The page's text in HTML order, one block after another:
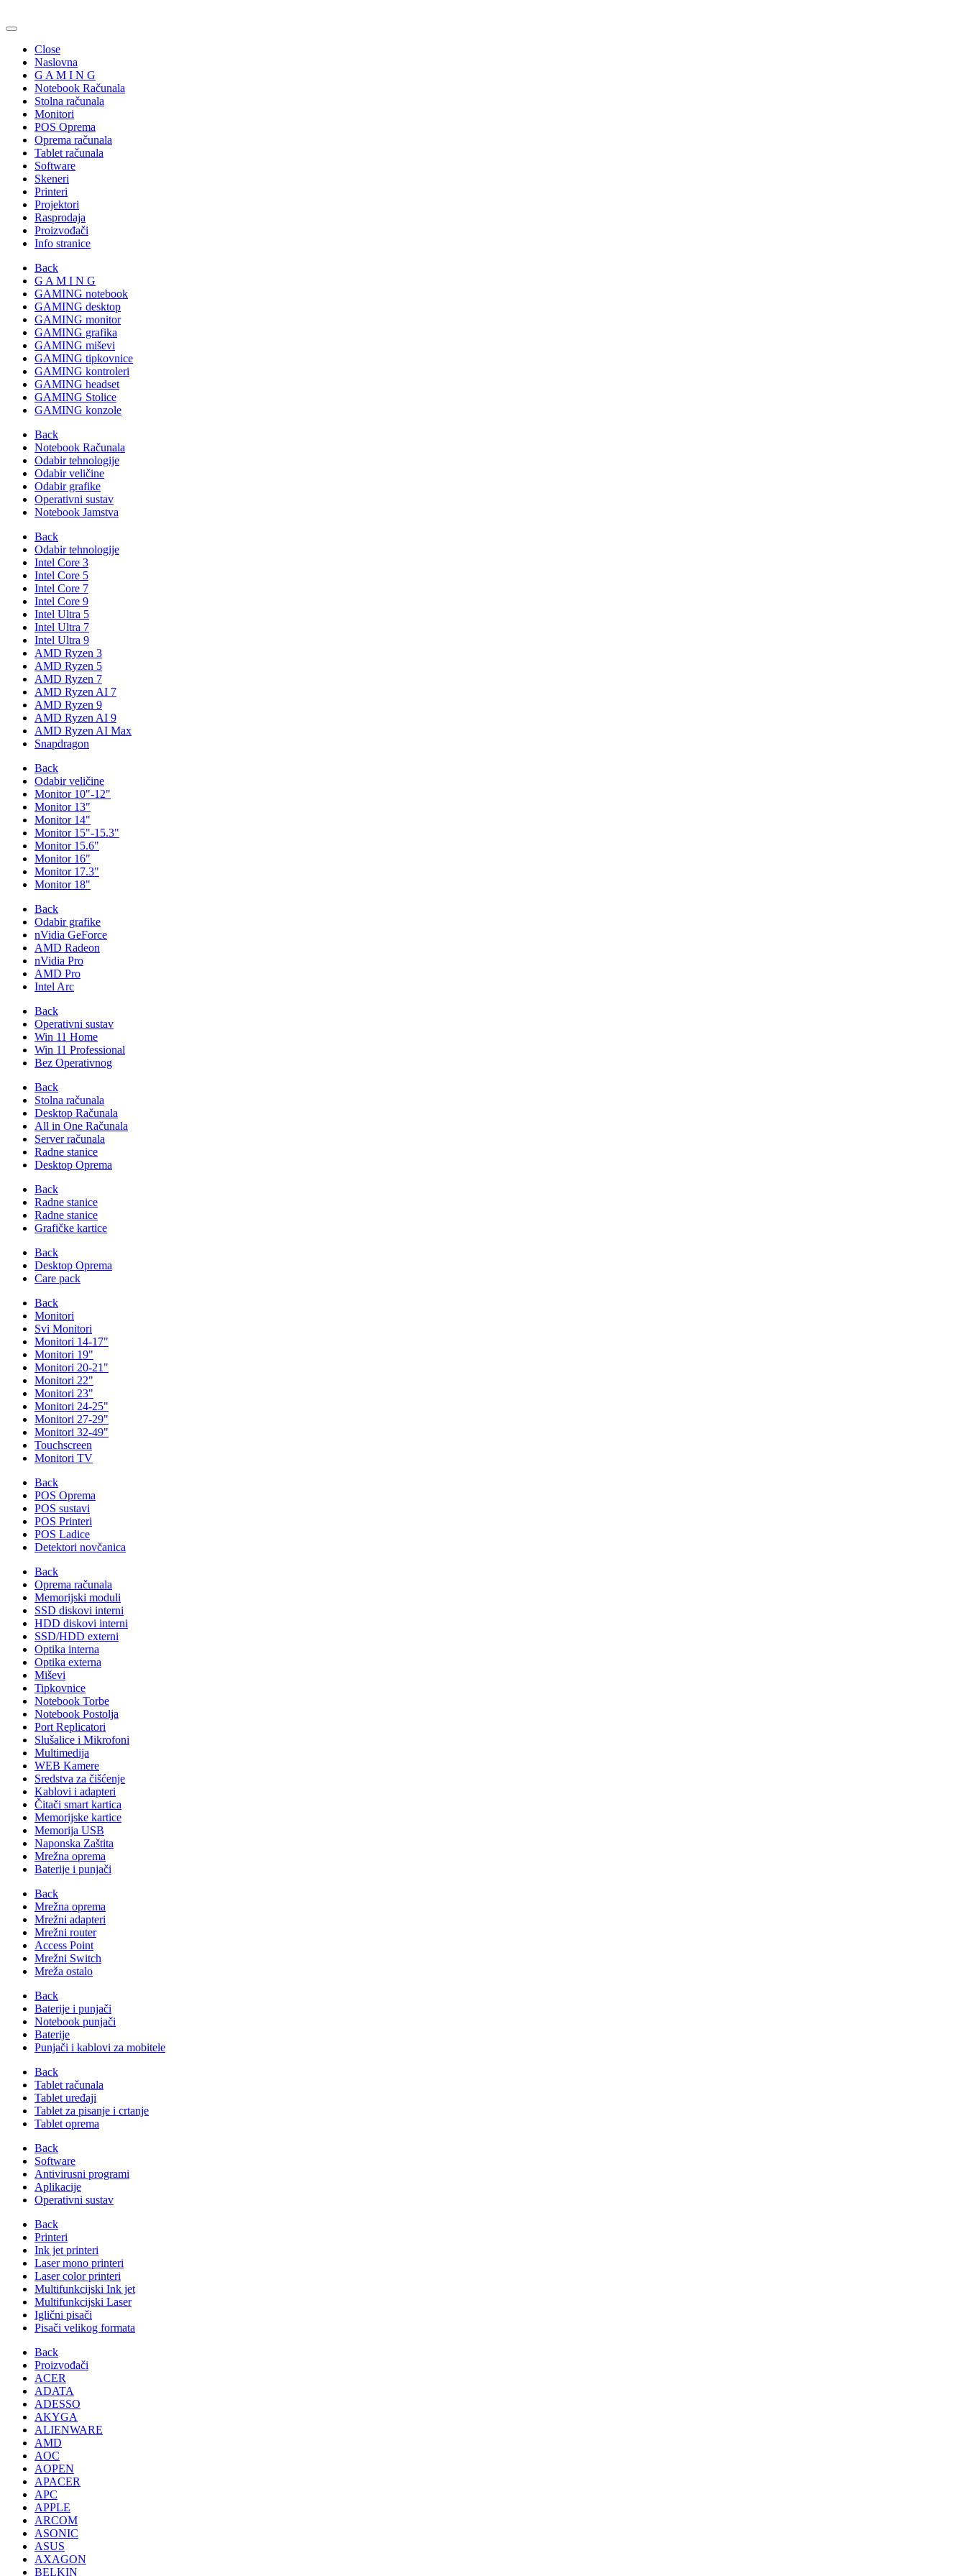
Close
Naslovna
G A M I N G
Notebook Računala
Stolna računala
Monitori
POS Oprema
Oprema računala
Tablet računala
Software
Skeneri
Printeri
Projektori
Rasprodaja
Proizvođači
Info stranice
Back
G A M I N G
GAMING notebook
GAMING desktop
GAMING monitor
GAMING grafika
GAMING miševi
GAMING tipkovnice
GAMING kontroleri
GAMING headset
GAMING Stolice
GAMING konzole
Back
Notebook Računala
Odabir tehnologije
Odabir veličine
Odabir grafike
Operativni sustav
Notebook Jamstva
Back
Odabir tehnologije
Intel Core 3
Intel Core 5
Intel Core 7
Intel Core 9
Intel Ultra 5
Intel Ultra 7
Intel Ultra 9
AMD Ryzen 3
AMD Ryzen 5
AMD Ryzen 7
AMD Ryzen AI 7
AMD Ryzen 9
AMD Ryzen AI 9
AMD Ryzen AI Max
Snapdragon
Back
Odabir veličine
Monitor 10"-12"
Monitor 13"
Monitor 14"
Monitor 15"-15.3"
Monitor 15.6"
Monitor 16"
Monitor 17.3"
Monitor 18"
Back
Odabir grafike
nVidia GeForce
AMD Radeon
nVidia Pro
AMD Pro
Intel Arc
Back
Operativni sustav
Win 11 Home
Win 11 Professional
Bez Operativnog
Back
Stolna računala
Desktop Računala
All in One Računala
Server računala
Radne stanice
Desktop Oprema
Back
Radne stanice
Radne stanice
Grafičke kartice
Back
Desktop Oprema
Care pack
Back
Monitori
Svi Monitori
Monitori 14-17"
Monitori 19"
Monitori 20-21"
Monitori 22"
Monitori 23"
Monitori 24-25"
Monitori 27-29"
Monitori 32-49"
Touchscreen
Monitori TV
Back
POS Oprema
POS sustavi
POS Printeri
POS Ladice
Detektori novčanica
Back
Oprema računala
Memorijski moduli
SSD diskovi interni
HDD diskovi interni
SSD/HDD externi
Optika interna
Optika externa
Miševi
Tipkovnice
Notebook Torbe
Notebook Postolja
Port Replicatori
Slušalice i Mikrofoni
Multimedija
WEB Kamere
Sredstva za čišćenje
Kablovi i adapteri
Čitači smart kartica
Memorijske kartice
Memorija USB
Naponska Zaštita
Mrežna oprema
Baterije i punjači
Back
Mrežna oprema
Mrežni adapteri
Mrežni router
Access Point
Mrežni Switch
Mreža ostalo
Back
Baterije i punjači
Notebook punjači
Baterije
Punjači i kablovi za mobitele
Back
Tablet računala
Tablet uređaji
Tablet za pisanje i crtanje
Tablet oprema
Back
Software
Antivirusni programi
Aplikacije
Operativni sustav
Back
Printeri
Ink jet printeri
Laser mono printeri
Laser color printeri
Multifunkcijski Ink jet
Multifunkcijski Laser
Iglični pisači
Pisači velikog formata
Back
Proizvođači
ACER
ADATA
ADESSO
AKYGA
ALIENWARE
AMD
AOC
AOPEN
APACER
APC
APPLE
ARCOM
ASONIC
ASUS
AXAGON
BELKIN